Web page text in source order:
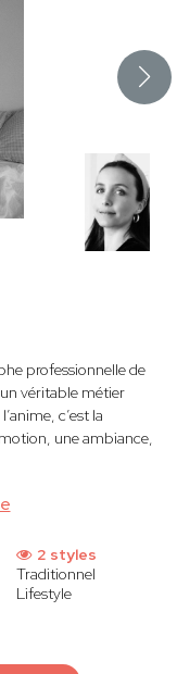
professionnelle de
véritable métier
c’est la
une ambiance,
2 styles
Traditionnel
Lifestyle